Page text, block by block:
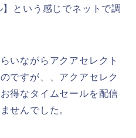
という感じでネットで調
いながらアクアセレクト
ですが、、アクアセレク
得なタイムセールを配信
せんでした。